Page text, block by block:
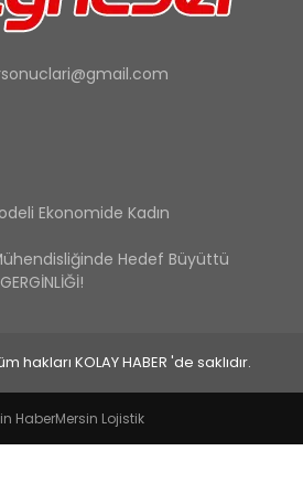
Ekonomide Kadın
Hedef Büyüttü
hakları KOLAY HABER 'de saklıdır.
HaberMersin Lojistik